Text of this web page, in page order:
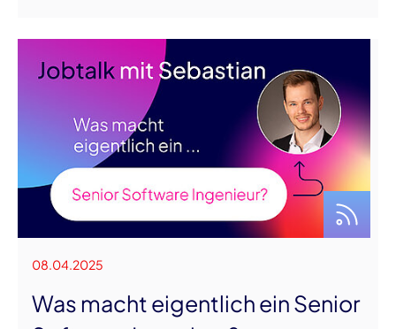
08.04.2025
Was macht eigentlich ein Senior